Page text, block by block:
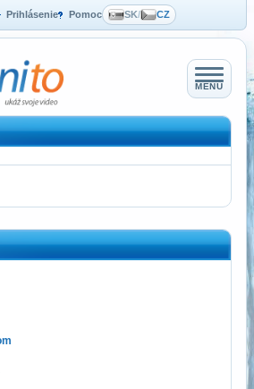
Prihlásenie Pomoc SK/ CZ
MENU